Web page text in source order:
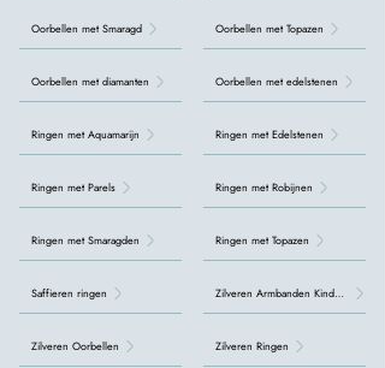
Oorbellen met Smaragd
Oorbellen met diamanten
Ringen met Aquamarijn
Ringen met Parels
Ringen met Smaragden
Saffieren ringen
Zilveren Oorbellen
Oorbellen met Topazen
Oorbellen met edelstenen
Ringen met Edelstenen
Ringen met Robijnen
Ringen met Topazen
Zilveren Armbanden Kinderen
Zilveren Ringen